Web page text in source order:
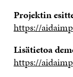
Projektin
https://
Lisätietoa
https://